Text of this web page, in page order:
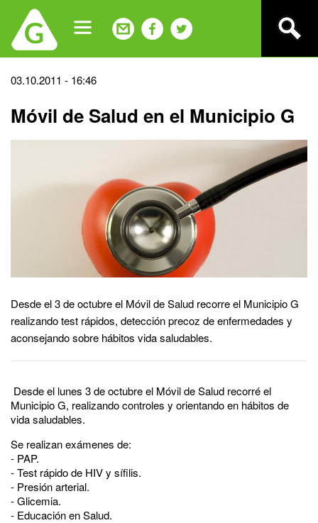
navigation
Back
top
03.10.2011 - 16:46
Móvil de Salud en el Municipio G
Desde el 3 de octubre el Móvil de Salud recorre el Municipio G
realizando test rápidos, detección precoz de enfermedades y
aconsejando sobre hábitos vida saludables.
Desde el lunes 3 de octubre el Móvil de Salud recorré el
Municipio G, realizando controles y orientando en hábitos de
vida saludables.
Se realizan exámenes de:
- PAP.
- Test rápido de HIV y sífilis.
- Presión arterial.
- Glicemia.
- Educación en Salud.